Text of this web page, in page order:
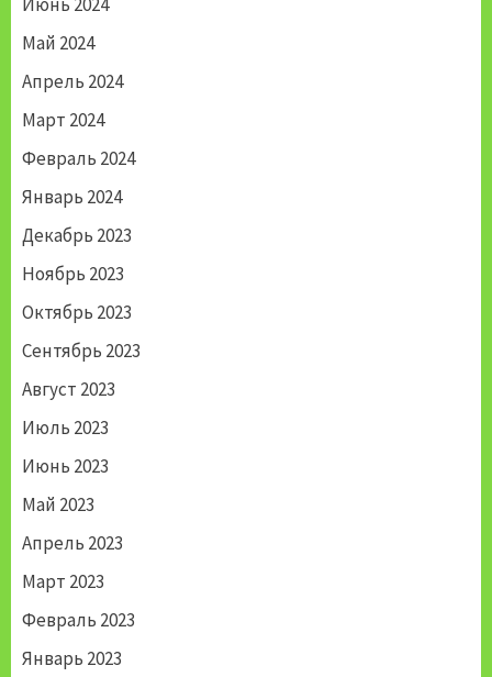
Май 2024
Апрель 2024
Март 2024
Февраль 2024
Январь 2024
Декабрь 2023
Ноябрь 2023
Октябрь 2023
Сентябрь 2023
Август 2023
Июль 2023
Июнь 2023
Май 2023
Апрель 2023
Март 2023
Февраль 2023
Январь 2023